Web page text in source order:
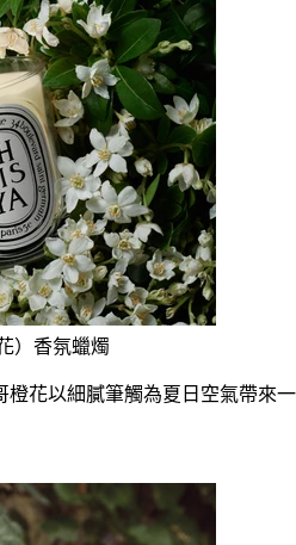
）香氛蠟燭
橙花以細膩筆觸為夏日空氣帶來一